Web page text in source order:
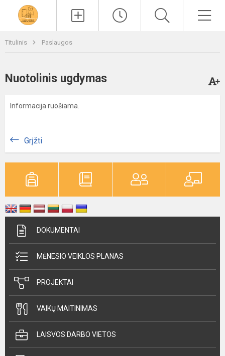
Titulinis Paslaugos
Nuotolinis ugdymas
Informacija ruošiama.
Grįžti
DOKUMENTAI
MĖNESIO VEIKLOS PLANAS
PROJEKTAI
VAIKŲ MAITINIMAS
LAISVOS DARBO VIETOS